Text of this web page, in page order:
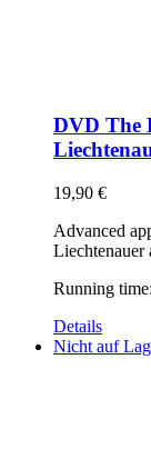
DVD The
19,90 €
Advanced
Liechtenauer
Running
Details
Nicht auf